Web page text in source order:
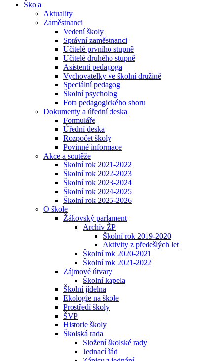
Škola
Aktuality
Zaměstnanci
Vedení školy
Správní zaměstnanci
Učitelé prvního stupně
Učitelé druhého stupně
Asistenti pedagoga
Vychovatelky ve školní družině
Speciální pedagog
Školní psycholog
Fota pedagogického sboru
Dokumenty a úřední deska
Formuláře
Úřední deska
Rozpočet školy
Povinné informace
Akce a soutěže
Školní rok 2021-2022
Školní rok 2022-2023
Školní rok 2023-2024
Školní rok 2024-2025
Školní rok 2025-2026
O škole
Žákovský parlament
Archív ŽP
Školní rok 2019-2020
Aktivity z předešlých let
Školní rok 2020-2021
Školní rok 2021-2022
Zájmové útvary
Školní kapela
Školní jídelna
Ekologie na škole
Prostředí školy
ŠVP
Historie školy
Školská rada
Složení školské rady
Jednací řád